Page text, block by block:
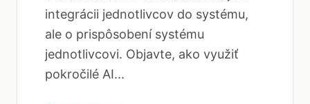
integrácii jednotlivcov do systému,
ale o prispôsobení systému
jednotlivcovi. Objavte, ako využiť
pokročilé AI...